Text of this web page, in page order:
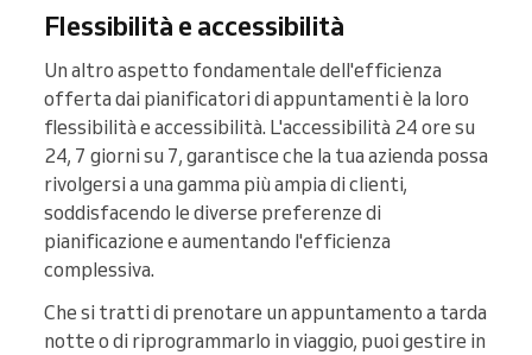
Flessibilità e accessibilità
Un altro aspetto fondamentale dell'efficienza
offerta dai pianificatori di appuntamenti è la loro
flessibilità e accessibilità. L'accessibilità 24 ore su
24, 7 giorni su 7, garantisce che la tua azienda possa
rivolgersi a una gamma più ampia di clienti,
soddisfacendo le diverse preferenze di
pianificazione e aumentando l'efficienza
complessiva.
Che si tratti di prenotare un appuntamento a tarda
notte o di riprogrammarlo in viaggio, puoi gestire in